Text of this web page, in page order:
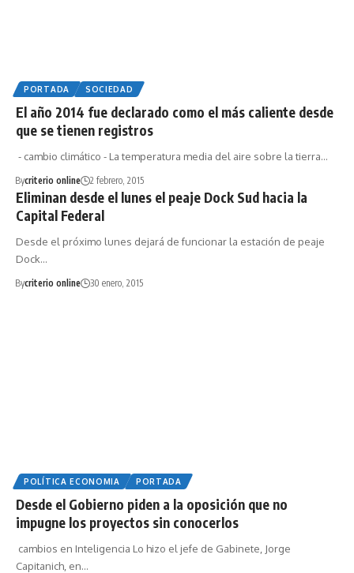
PORTADA SOCIEDAD
El año 2014 fue declarado como el más caliente desde
que se tienen registros
- cambio climático - La temperatura media del aire sobre la tierra…
Bycriterio online 2 febrero, 2015
Eliminan desde el lunes el peaje Dock Sud hacia la
Capital Federal
Desde el próximo lunes dejará de funcionar la estación de peaje
Dock…
Bycriterio online 30 enero, 2015
POLÍTICA ECONOMIA PORTADA
Desde el Gobierno piden a la oposición que no
impugne los proyectos sin conocerlos
cambios en Inteligencia Lo hizo el jefe de Gabinete, Jorge
Capitanich, en…